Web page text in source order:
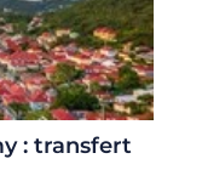
: transfert